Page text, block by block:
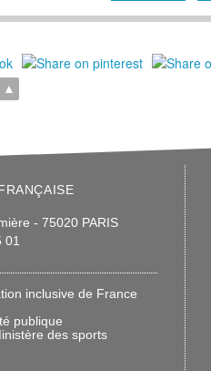
- 75020 PARIS
01
inclusive de France
publique
des sports